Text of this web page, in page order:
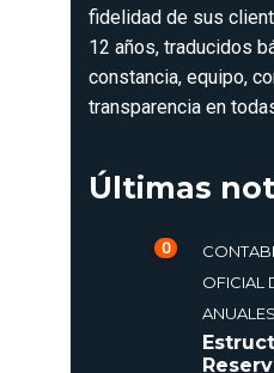
fidelidad de sus
12 años, traducidos
constancia, equipo,
transparencia en
Últimas
0
OFICIAL
ANUALES